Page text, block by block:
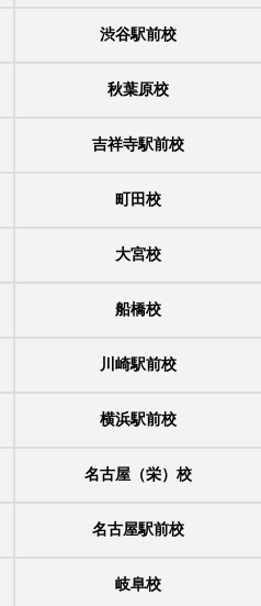
渋谷駅前校
秋葉原校
吉祥寺駅前校
町田校
大宮校
船橋校
川崎駅前校
横浜駅前校
名古屋（栄）校
名古屋駅前校
岐阜校